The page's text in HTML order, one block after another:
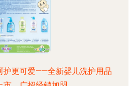
护更可爱——全新婴儿洗护用品